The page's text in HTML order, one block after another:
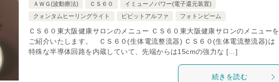
ＡＷＧ(波動療法) ＣＳ６０
イミューノパワー(電子還元装置)
クォンタムヒーリングライト
ピピットアルファ フォトンビーム
ＣＳ６０東大阪健康サロンのメニュー ＣＳ６０東大阪健康サロンのメニューを
ご紹介いたします。 ＣＳ６０(生体電流整流器) ＣＳ６０(生体電流整流器)は
特殊な半導体回路を内蔵していて、先端からは15cmの強力な […]
続きを読む